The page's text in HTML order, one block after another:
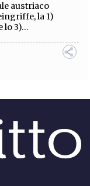
austriaco
la 1)
lo 3)...